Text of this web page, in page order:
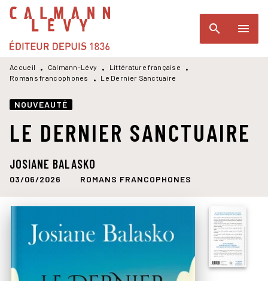
MENU RECHERCHE
PIED DE PAGE
search menu
Accueil • Calmann-Lévy • Littérature française
•
Romans francophones
• Le Dernier Sanctuaire
NOUVEAUTÉ
LE DERNIER SANCTUAIRE
JOSIANE BALASKO
03/06/2026 ROMANS FRANCOPHONES